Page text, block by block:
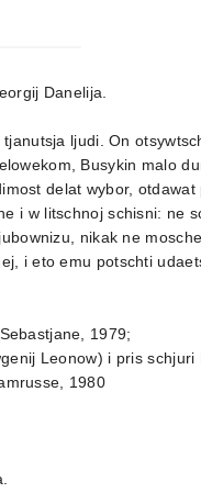
Danelija.
ljudi. On
Busykin malo
delat wybor,
i w litschnoj schisni: ne
nikak ne
i eto emu potschti
1979;
Leonow) i pris
1980